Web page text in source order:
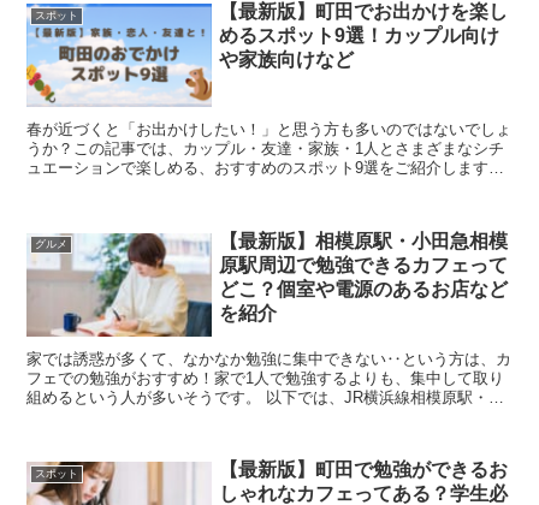
スポット
【最新版】町田でお出かけを楽し
めるスポット9選！カップル向け
や家族向けなど
春が近づくと「お出かけしたい！」と思う方も多いのではないでしょ
うか？この記事では、カップル・友達・家族・1人とさまざまなシチ
ュエーションで楽しめる、おすすめのスポット9選をご紹介します。
グルメ
【最新版】相模原駅・小田急相模
原駅周辺で勉強できるカフェって
どこ？個室や電源のあるお店など
を紹介
家では誘惑が多くて、なかなか勉強に集中できない‥という方は、カ
フェでの勉強がおすすめ！家で1人で勉強するよりも、集中して取り
組めるという人が多いそうです。 以下では、JR横浜線相模原駅・小
スポット
【最新版】町田で勉強ができるお
しゃれなカフェってある？学生必